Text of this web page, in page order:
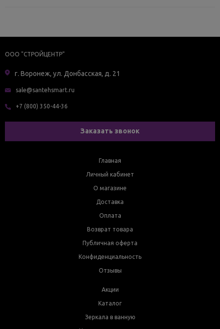
ООО "СТРОЙЦЕНТР"
г. Воронеж, ул. Донбасская, д. 21
sale@santehsmart.ru
+7 (800) 350-44-36
Заказать звонок
Главная
Личный кабинет
О магазине
Доставка
Оплата
Возврат товара
Публичная оферта
Конфиденциальность
Отзывы
Акции
Каталог
Зеркала в ванную